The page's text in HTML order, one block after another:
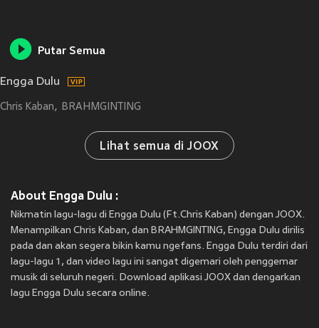
Putar Semua
Engga Dulu
Chris Kaban BRAHMGINTING
Lihat semua di JOOX
About Engga Dulu :
Nikmatin lagu-lagu di Engga Dulu (Ft.Chris Kaban) dengan JOOX.
Menampilkan Chris Kaban, dan BRAHMGINTING, Engga Dulu dirilis
pada dan akan segera bikin kamu ngefans. Engga Dulu terdiri dari
lagu-lagu 1, dan video lagu ini sangat digemari oleh penggemar
musik di seluruh negeri. Download aplikasi JOOX dan dengarkan
lagu Engga Dulu secara online.